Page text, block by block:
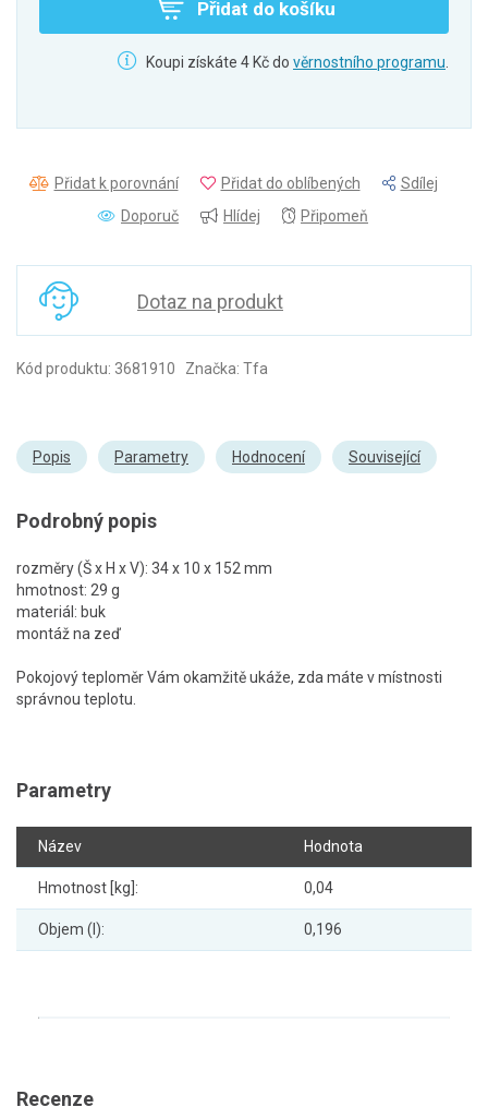
Přidat do košíku
Koupi získáte 4 Kč do věrnostního programu.
Přidat k porovnání Přidat do oblíbených
Sdílej
Doporuč
Hlídej Připomeň
Dotaz na produkt
Kód produktu: 3681910 Značka: Tfa
Popis Parametry Hodnocení Související
Podrobný popis
rozměry (Š x H x V): 34 x 10 x 152 mm
hmotnost: 29 g
materiál: buk
montáž na zeď
Pokojový teploměr Vám okamžitě ukáže, zda máte v místnosti
správnou teplotu.
Parametry
Název Hodnota
Hmotnost [kg]: 0,04
Objem (l): 0,196
Recenze